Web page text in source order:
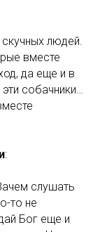
людей.
вместе
да еще и в
собачники…
:
слушать
то не
Бог еще и